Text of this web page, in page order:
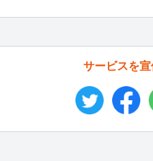
サービスを宣